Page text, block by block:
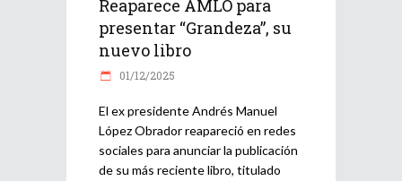
Reaparece AMLO para
presentar “Grandeza”, su
nuevo libro
01/12/2025
El ex presidente Andrés Manuel
López Obrador reapareció en redes
sociales para anunciar la publicación
de su más reciente libro, titulado